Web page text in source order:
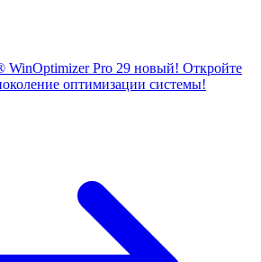
WinOptimizer Pro 29 новый! Откройте
оптимизации системы!